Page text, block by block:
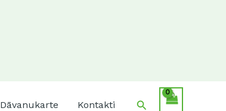
Dāvanukarte Kontakti Search